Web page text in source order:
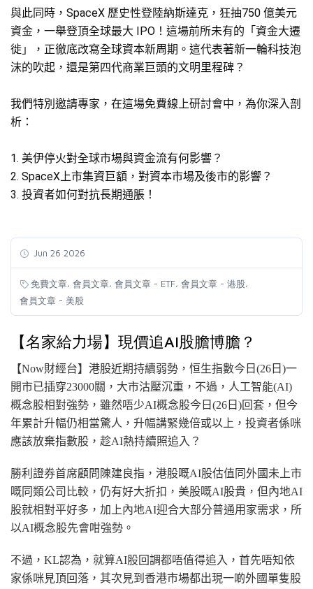
與此同時，SpaceX 歷史性登陸納斯達克，狂抽750 億美元
資金，一舉登頂全球最大 IPO！這場前所未有的「資金大遷
徙」，正徹底改寫全球資本新周期。這代表著新一輪科技泡
沫的吹起，還是第四代商業巨頭的文明里程碑？
我們特別邀請專家，在這場免費線上研討會中，為你深入剖
析：
1.⁠ ⁠美伊停火對全球市場與資金流有何影響？
2.⁠ ⁠SpaceX上市集資巨額，對資本市場及後市的影響？
3.⁠ ⁠投資者如何對抗長期通脹！
Jun 26 2026
免費文章, 會員文章, 會員文章 - ETF, 會員文章 - 港股,
會員文章 - 美股
【名家給力場】現價追AI股膽博膽？
【Now財經台】港股近期持續弱勢，恒生指數今日 (26日 )一
開市已插穿23000關，大市沽壓沉重，不過，人工智能(AI)
概念股相對強勢，雖然唔少AI概念股今日 (26日 )回套，但今
年累計升幅仍相當驚人，升幅講緊幾倍或以上，投資者係咪
應該放棄指數股，趁AI熱持續照追入？
勝利證券首席顧問陳建良指，港股嘅AI股估值同外國未上市
嘅同類公司比較，仍有好大折扣，美股嘅AI股貴，但內地AI
股就相對平好多，加上內地AI迎合大部分普通用家需求，所
以AI概念股先會咁強勢。
不過，KL認為，就算AI股回調都唔值得追入，首先唔知依
家係咪見頂回落，其次見到香港市場都出現一啲外國 單隻股